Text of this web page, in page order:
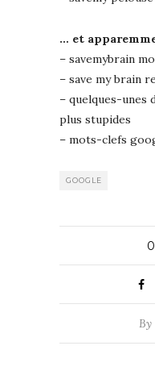
… et
– savemybrain
– save my brain
– quelques-unes
plus stupides
– mots-clefs
GOOGLE
0
By